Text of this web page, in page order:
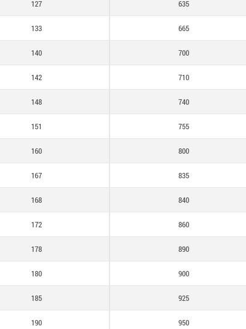
127 635
133 665
140 700
142 710
148 740
151 755
160 800
167 835
168 840
172 860
178 890
180 900
185 925
190 950